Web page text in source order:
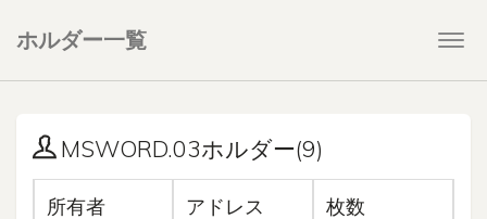
ホルダー一覧
MSWORD.03ホルダー(9)
所有者 アドレス 枚数